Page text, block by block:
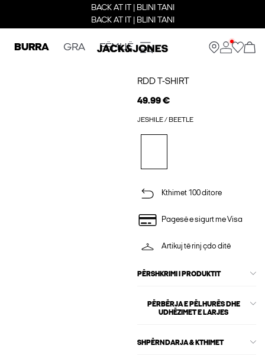
BACK AT IT | BLINI TANI
BACK AT IT | BLINI TANI
BURRA GRA FËMIJË
RDD T-SHIRT
49.99 €
JESHILE / BEETLE
Kthimet 100 ditore
Pagesë e sigurt me Visa
Artikuj të rinj çdo ditë
PËRSHKRIMI I PRODUKTIT
PËRBËRJA E PËLHURËS DHE
UDHËZIMET E LARJES
SHPËRNDARJA & KTHIMET